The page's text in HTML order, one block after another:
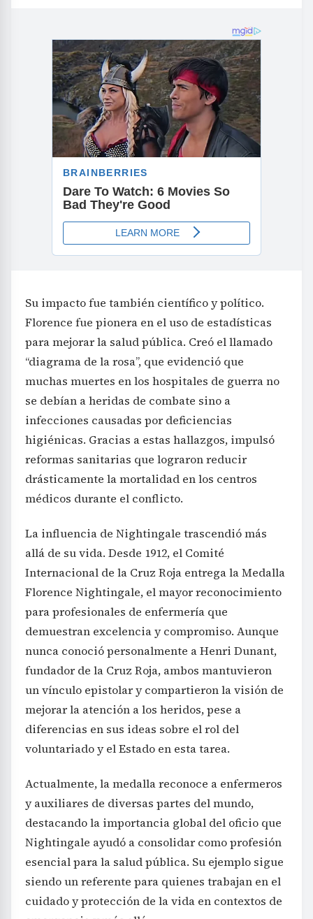
Su impacto fue también científico y político.
Florence fue pionera en el uso de estadísticas
para mejorar la salud pública. Creó el llamado
“diagrama de la rosa”, que evidenció que
muchas muertes en los hospitales de guerra no
se debían a heridas de combate sino a
infecciones causadas por deficiencias
higiénicas. Gracias a estas hallazgos, impulsó
reformas sanitarias que lograron reducir
drásticamente la mortalidad en los centros
médicos durante el conflicto.
La influencia de Nightingale trascendió más
allá de su vida. Desde 1912, el Comité
Internacional de la Cruz Roja entrega la Medalla
Florence Nightingale, el mayor reconocimiento
para profesionales de enfermería que
demuestran excelencia y compromiso. Aunque
nunca conoció personalmente a Henri Dunant,
fundador de la Cruz Roja, ambos mantuvieron
un vínculo epistolar y compartieron la visión de
mejorar la atención a los heridos, pese a
diferencias en sus ideas sobre el rol del
voluntariado y el Estado en esta tarea.
Actualmente, la medalla reconoce a enfermeros
y auxiliares de diversas partes del mundo,
destacando la importancia global del oficio que
Nightingale ayudó a consolidar como profesión
esencial para la salud pública. Su ejemplo sigue
siendo un referente para quienes trabajan en el
cuidado y protección de la vida en contextos de